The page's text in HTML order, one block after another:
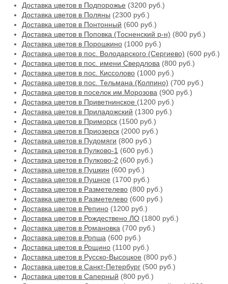
Доставка цветов в Подпорожье (3200 руб.)
Доставка цветов в Поляны (2300 руб.)
Доставка цветов в Понтонный (600 руб.)
Доставка цветов в Поповка (Тосненский р-н) (800 руб.)
Доставка цветов в Порошкино (1000 руб.)
Доставка цветов в пос. Володарского (Сергиево) (600 руб.)
Доставка цветов в пос. имени Свердлова (800 руб.)
Доставка цветов в пос. Киссолово (1000 руб.)
Доставка цветов в пос. Тельмана (Колпино) (700 руб.)
Доставка цветов в поселок им.Морозова (900 руб.)
Доставка цветов в Приветнинское (1200 руб.)
Доставка цветов в Приладожский (1300 руб.)
Доставка цветов в Приморск (1500 руб.)
Доставка цветов в Приозерск (2000 руб.)
Доставка цветов в Пудомяги (800 руб.)
Доставка цветов в Пулково-1 (600 руб.)
Доставка цветов в Пулково-2 (600 руб.)
Доставка цветов в Пушкин (600 руб.)
Доставка цветов в Пушное (1700 руб.)
Доставка цветов в Разметелево (800 руб.)
Доставка цветов в Разметелево (600 руб.)
Доставка цветов в Репино (1200 руб.)
Доставка цветов в Рождествено ЛО (1800 руб.)
Доставка цветов в Романовка (700 руб.)
Доставка цветов в Ропша (600 руб.)
Доставка цветов в Рощино (1100 руб.)
Доставка цветов в Русско-Высоцкое (800 руб.)
Доставка цветов в Санкт-Петербург (500 руб.)
Доставка цветов в Саперный (800 руб.)